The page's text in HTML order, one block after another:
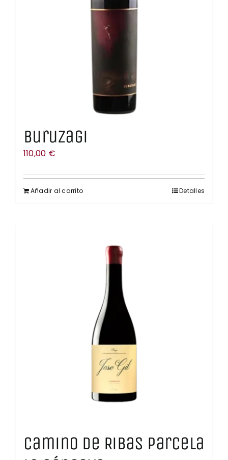
Buruzagi
110,00 €
Añadir al carrito Detalles
Camino de Ribas Parcela